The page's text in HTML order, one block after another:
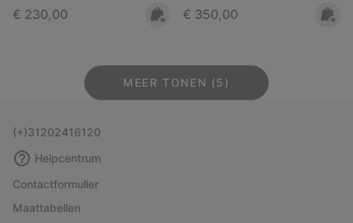
Regular price:
€ 230,00 Regular price:
€ 350,00
MEER TONEN (5)
(+)31202416120
Helpcentrum
Contactformulier
Maattabellen